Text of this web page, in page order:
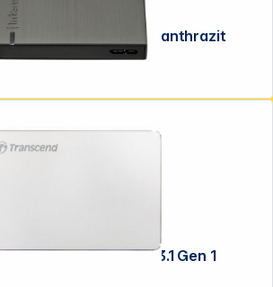
Intenso Memory Board 1TB 2,5" USB 3.0 anthrazit
Transcend StoreJet 25C3 2,5" 1TB USB 3.1 Gen 1